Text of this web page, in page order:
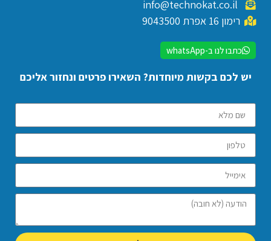
רימון 16 אפרת 9043500
כתבו לנו ב-whatsApp
יש לכם בקשות מיוחדות? השאירו פרטים ונחזור אליכם